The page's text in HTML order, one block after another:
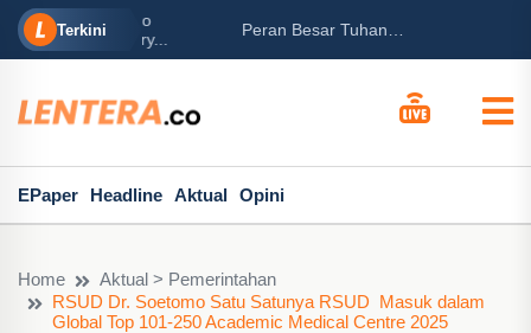
Terkini
Mary...
Peran Besar Tuhan…
EPaper Headline Aktual Opini
Home
Aktual > Pemerintahan
RSUD Dr. Soetomo Satu Satunya RSUD Masuk dalam
Global Top 101-250 Academic Medical Centre 2025